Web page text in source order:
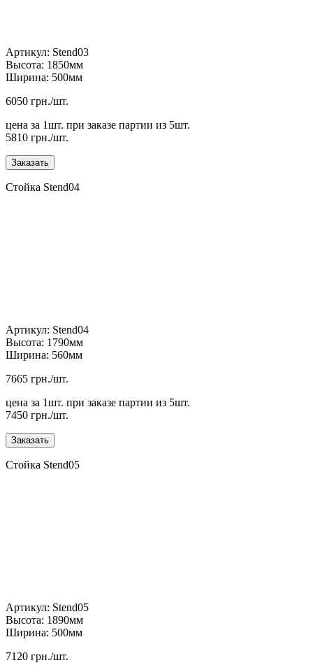
Артикул: Stend03
Высота: 1850мм
Ширина: 500мм
6050 грн./шт.
цена за 1шт. при заказе партии из 5шт.
5810 грн./шт.
Стойка Stend04
Артикул: Stend04
Высота: 1790мм
Ширина: 560мм
7665 грн./шт.
цена за 1шт. при заказе партии из 5шт.
7450 грн./шт.
Стойка Stend05
Артикул: Stend05
Высота: 1890мм
Ширина: 500мм
7120 грн./шт.